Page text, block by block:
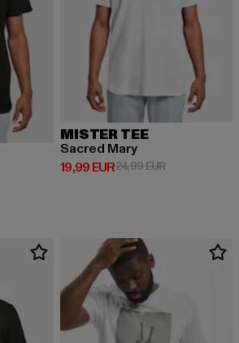
EUR 24,99 EUR
MISTER TEE
Sacred Mary
19,99 EUR
Derzeitiger Preis: 19,99 EUR
24,99 EURAktionspreis: